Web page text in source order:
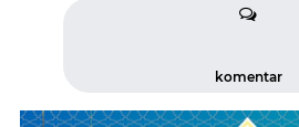
komentar